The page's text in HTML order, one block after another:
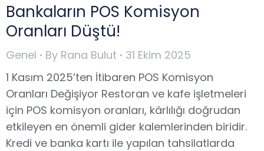
Bankaların POS Komisyon
Oranları Düştü!
Genel By Rana Bulut
31 Ekim 2025
1 Kasım 2025’ten İtibaren POS Komisyon
Oranları Değişiyor Restoran ve kafe işletmeleri
için POS komisyon oranları, kârlılığı doğrudan
etkileyen en önemli gider kalemlerinden biridir.
Kredi ve banka kartı ile yapılan tahsilatlarda